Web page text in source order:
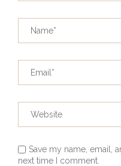
Save my name, email,
next time I comment.